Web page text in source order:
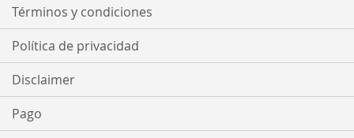
Términos y condiciones
Política de privacidad
Disclaimer
Pago